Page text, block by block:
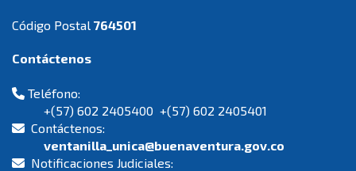
Código Postal 764501
Contáctenos
Teléfono:
+(57) 602 2405400 +(57) 602 2405401
Contáctenos:
ventanilla_unica@buenaventura.gov.co
Notificaciones Judiciales: